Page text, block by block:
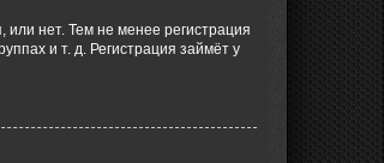
нет. Тем не менее регистрация
и т. д. Регистрация займёт у